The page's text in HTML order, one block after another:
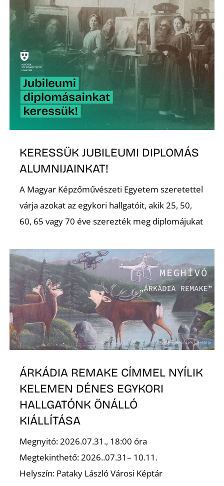
KERESSÜK JUBILEUMI DIPLOMÁS
ALUMNIJAINKAT!
A Magyar Képzőművészeti Egyetem szeretettel
várja azokat az egykori hallgatóit, akik 25, 50,
60, 65 vagy 70 éve szerezték meg diplomájukat
ÁRKÁDIA REMAKE CÍMMEL NYÍLIK
KELEMEN DÉNES EGYKORI
HALLGATÓNK ÖNÁLLÓ
KIÁLLÍTÁSA
Megnyitó: 2026.07.31., 18:00 óra
Megtekinthető: 2026..07.31– 10.11.
Helyszín: Pataky László Városi Képtár